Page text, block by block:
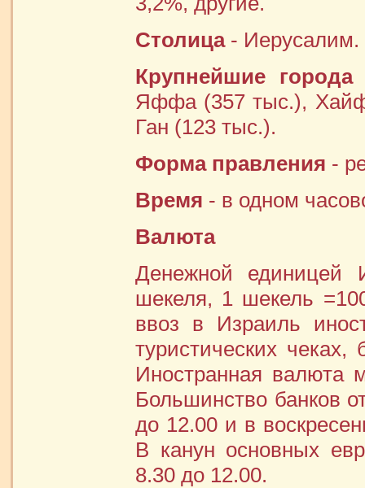
Столица- Иерусалим.
Крупнейшие города
Яффа (357 тыс.),
Ган (123 тыс.).
Форма правления -
Время - в одном
Валюта
Денежной единицей
шекеля, 1 шекель
ввоз в Израиль
туристических чеках,
Иностранная валюта
Большинство банков
до 12.00 и в
В канун основных
8.30 до 12.00.